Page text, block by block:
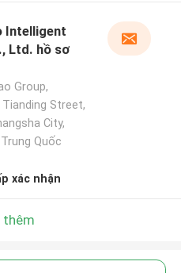
Intelligent
Ltd. hồ sơ
Group,
Tianding Street,
City,
Quốc
xác nhận
thêm